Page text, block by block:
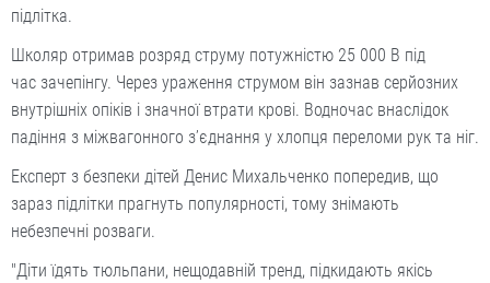
підлітка.
Школяр отримав розряд струму потужністю 25 000 В під
час зачепінгу. Через ураження струмом він зазнав серйозних
внутрішніх опіків і значної втрати крові. Водночас внаслідок
падіння з міжвагонного з’єднання у хлопця переломи рук та ніг.
Експерт з безпеки дітей Денис Михальченко попередив, що
зараз підлітки прагнуть популярності, тому знімають
небезпечні розваги.
"Діти їдять тюльпани, нещодавній тренд, підкидають якісь